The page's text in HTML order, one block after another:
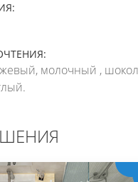
молочный ,